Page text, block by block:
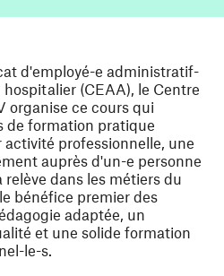
d'employé-e administratif-
(CEAA), le Centre
organise ce cours qui
de formation pratique
professionnelle, une
auprès d'un-e personne
dans les métiers du
bénéfice premier des
adaptée, un
et une solide formation
le-s.